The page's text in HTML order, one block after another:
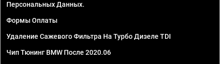
Персональных Данных.
Формы Оплаты
Удаление Сажевого Фильтра На Турбо Дизеле TDI
Чип Тюнинг BMW После 2020.06